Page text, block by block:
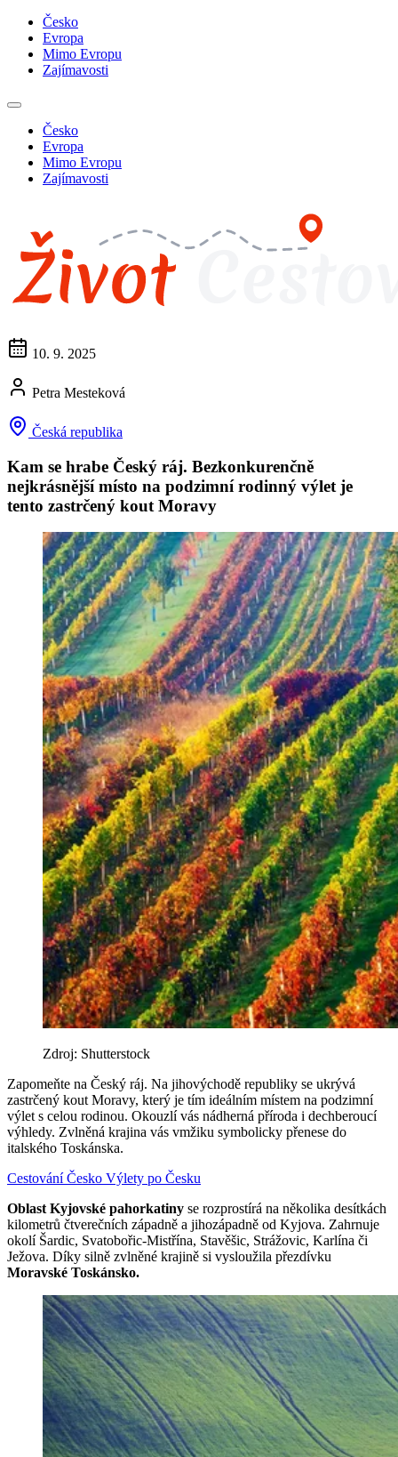
Česko
Evropa
Mimo Evropu
Zajímavosti
Česko
Evropa
Mimo Evropu
Zajímavosti
10. 9. 2025
Petra Mesteková
Česká republika
Kam se hrabe Český ráj. Bezkonkurenčně
nejkrásnější místo na podzimní rodinný výlet je
tento zastrčený kout Moravy
Zdroj: Shutterstock
Zapomeňte na Český ráj. Na jihovýchodě republiky se ukrývá
zastrčený kout Moravy, který je tím ideálním místem na podzimní
výlet s celou rodinou. Okouzlí vás nádherná příroda i dechberoucí
výhledy. Zvlněná krajina vás vmžiku symbolicky přenese do
italského Toskánska.
CestováníČesko Výlety po Česku
Oblast Kyjovské pahorkatiny se rozprostírá na několika desítkách
kilometrů čtverečních západně a jihozápadně od Kyjova. Zahrnuje
okolí Šardic, Svatobořic-Mistřína, Stavěšic, Strážovic, Karlína či
Ježova. Díky silně zvlněné krajině si vysloužila přezdívku
Moravské Toskánsko.